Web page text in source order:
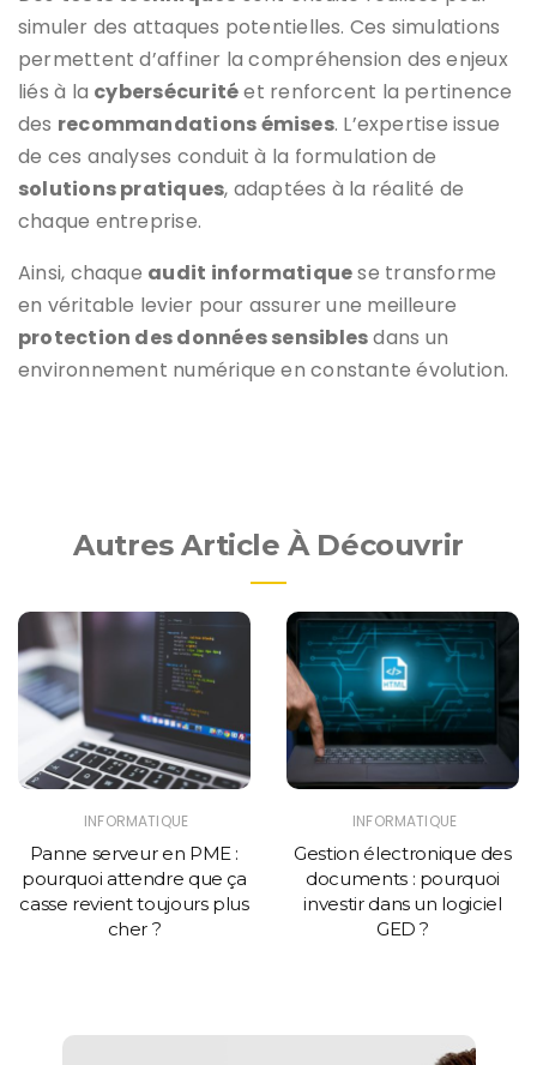
simuler des attaques potentielles. Ces simulations
permettent d’affiner la compréhension des enjeux
liés à la cybersécuritéet renforcent la pertinence
des recommandations émises. L’expertise issue
de ces analyses conduit à la formulation de
solutions pratiques, adaptées à la réalité de
chaque entreprise.
Ainsi, chaque audit informatiquese transforme
en véritable levier pour assurer une meilleure
protection des données sensiblesdans un
environnement numérique en constante évolution.
Autres Article À Découvrir
INFORMATIQUE
Panne serveur en PME :
pourquoi attendre que ça
casse revient toujours plus
cher ?
INFORMATIQUE
Gestion électronique des
documents : pourquoi
investir dans un logiciel
GED ?